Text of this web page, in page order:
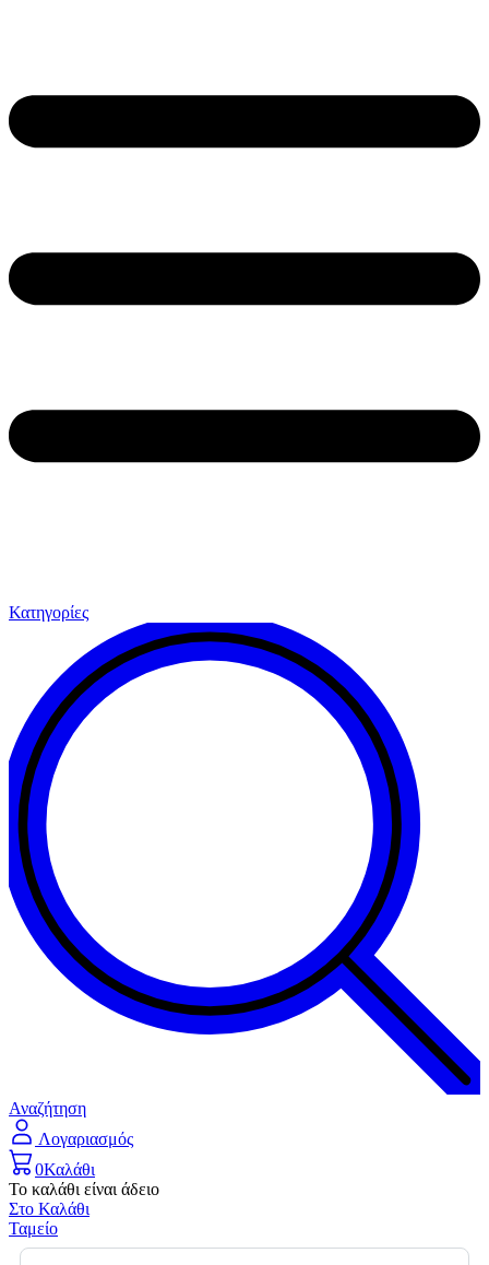
Κατηγορίες
Αναζήτηση
Λογαριασμός
0Καλάθι
Το καλάθι είναι άδειο
Στο Καλάθι
Ταμείο